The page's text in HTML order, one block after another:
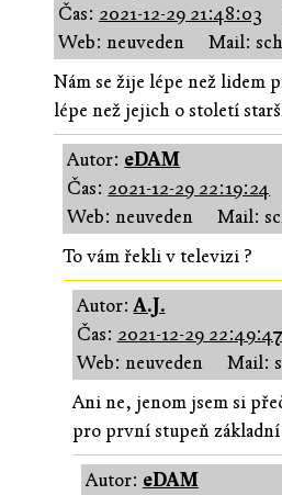
Čas: 2021-12-29 21:48:03
Web: neuveden
Mail:
Nám se žije lépe než lidem
lépe než jejich o století
Autor: eDAM
Čas: 2021-12-29 22:19:24
Web: neuveden
Mail:
To vám řekli v televizi ?
Autor:A.J.
Čas: 2021-12-29 22:49:47
Web: neuveden
Mail:
Ani ne, jenom jsem si
pro první stupeň
Autor: eDAM